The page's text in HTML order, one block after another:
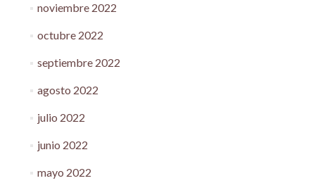
noviembre 2022
octubre 2022
septiembre 2022
agosto 2022
julio 2022
junio 2022
mayo 2022